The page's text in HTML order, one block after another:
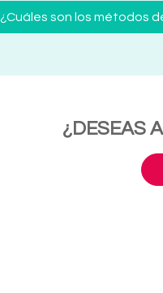
¿Cuáles son los métodos
¿DESEAS